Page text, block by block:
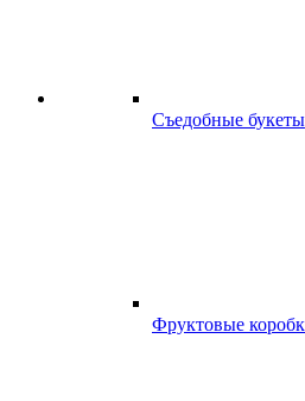
Съедобные букеты
Фруктовые